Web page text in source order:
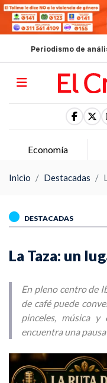
Periodismo de
Economía
Inicio Destacadas
DESTACADAS
La Taza: un
En pleno centro de
de café puede
pinceles, música y
encuentra una